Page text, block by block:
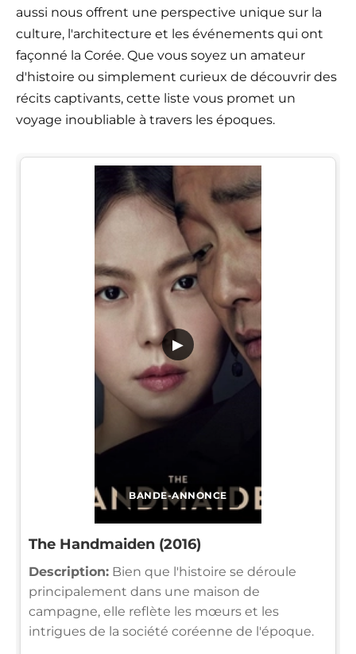
aussi nous offrent une perspective unique sur la
culture, l'architecture et les événements qui ont
façonné la Corée. Que vous soyez un amateur
d'histoire ou simplement curieux de découvrir des
récits captivants, cette liste vous promet un
voyage inoubliable à travers les époques.
BANDE-ANNONCE
▶
The Handmaiden (2016)
Description: Bien que l'histoire se déroule
principalement dans une maison de
campagne, elle reflète les mœurs et les
intrigues de la société coréenne de l'époque.